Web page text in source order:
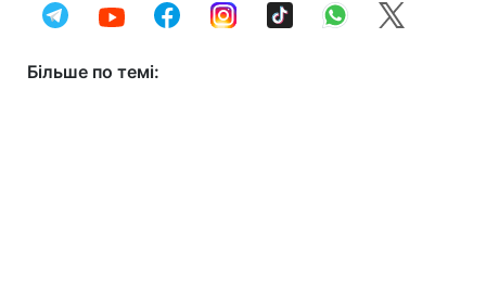
Більше по темі: